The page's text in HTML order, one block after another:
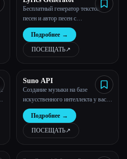
Бесплатный генератор текстов
песен и автор песен с
искусственным интеллектом
Подробнее →
ПОСЕЩАТЬ↗︎
Suno API
Создание музыки на базе
искусственного интеллекта у вас
под рукой
Подробнее →
ПОСЕЩАТЬ↗︎